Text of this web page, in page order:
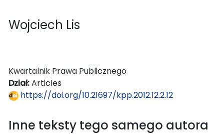
Wojciech Lis
Kwartalnik Prawa Publicznego
Dział:Articles
https://doi.org/10.21697/kpp.2012.12.2.12
Inne teksty tego samego autora